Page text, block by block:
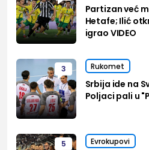
Partizan već
Hetafe; Ilić
igrao VIDEO
3 Rukomet
Srbija ide na
Poljaci pali u
5 Evrokupovi